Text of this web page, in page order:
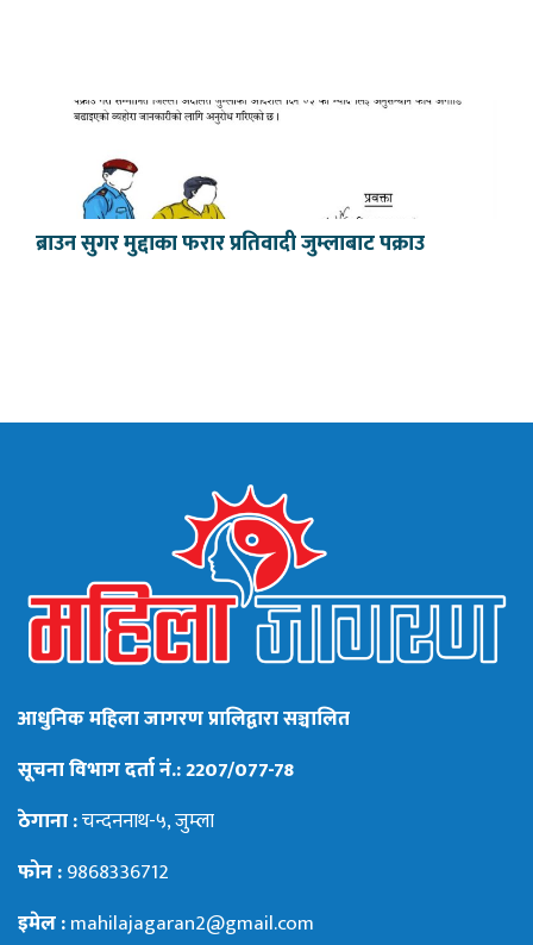
ब्राउन सुगर मुद्दाका फरार प्रतिवादी जुम्लाबाट पक्राउ
आधुनिक महिला जागरण प्रालिद्वारा सञ्चालित
सूचना विभाग दर्ता नं.: 2207/077-78
ठेगाना :चन्दननाथ-५, जुम्ला
फोन :9868336712
इमेल :mahilajagaran2@gmail.com